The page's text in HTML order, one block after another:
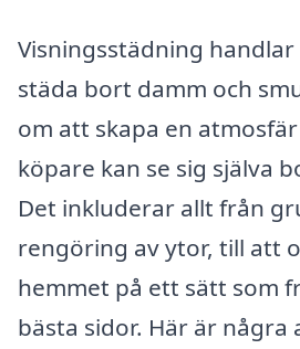
Visningsstädning
städa bort damm och
om att skapa en
köpare kan se sig själva
Det inkluderar allt från
rengöring av ytor, till att
hemmet på ett sätt som
bästa sidor. Här är några